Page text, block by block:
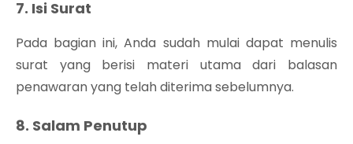
7. Isi Surat
Pada bagian ini, Anda sudah mulai dapat menulis
surat yang berisi materi utama dari balasan
penawaran yang telah diterima sebelumnya.
8. Salam Penutup